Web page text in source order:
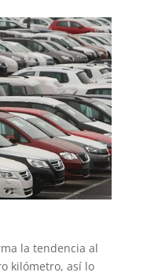
la tendencia al
kilómetro, así lo